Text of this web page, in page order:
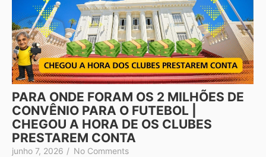
PARA ONDE FORAM OS 2 MILHÕES DE
CONVÊNIO PARA O FUTEBOL |
CHEGOU A HORA DE OS CLUBES
PRESTAREM CONTA
junho 7, 2026 / No Comments